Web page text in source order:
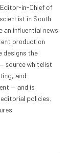
Editor-in-Chief of
in South
an influential news
production
designs the
source whitelist
and
— and is
policies,